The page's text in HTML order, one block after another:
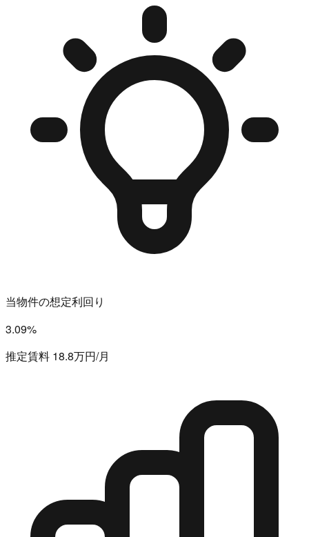
当物件の想定利回り
3.09%
推定賃料 18.8万円/月